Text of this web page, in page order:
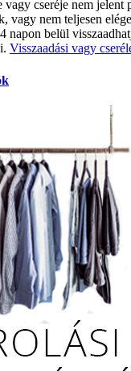
vagy cseréje nem jelent
vagy nem teljesen
napon belül
Visszaadási vagy